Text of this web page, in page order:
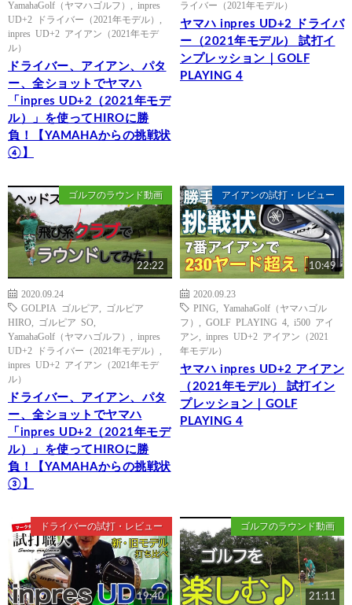
YamahaGolf（ヤマハゴルフ）
inpres
UD+2 ドライバー（2021年モデル）
inpres UD+2 アイアン（2021年モデ
ル）
ドライバー、アイアン、パタ
ー、全ショットでヤマハ
「inpres UD+2（2021年モデ
ル）」を使ってHIROに勝
負！【YAMAHAからの挑戦状
④】
ライバー（2021年モデル）
ヤマハ inpres UD+2 ドライバ
ー（2021年モデル） 試打イ
ンプレッション｜GOLF
PLAYING 4
ゴルフのラウンド動画
22:22
2020.09.24
GOLPIA ゴルピア
ゴルピア
HIRO
ゴルピア SO
YamahaGolf（ヤマハゴルフ）
inpres
UD+2 ドライバー（2021年モデル）
inpres UD+2 アイアン（2021年モデ
ル）
ドライバー、アイアン、パタ
ー、全ショットでヤマハ
「inpres UD+2（2021年モデ
ル）」を使ってHIROに勝
負！【YAMAHAからの挑戦状
③】
アイアンの試打・レビュー
10:49
2020.09.23
PING
YamahaGolf（ヤマハゴル
フ）
GOLF PLAYING 4
i500 アイ
アン
inpres UD+2 アイアン（2021
年モデル）
ヤマハ inpres UD+2 アイアン
（2021年モデル） 試打イン
プレッション｜GOLF
PLAYING 4
ドライバーの試打・レビュー
19:40
ゴルフのラウンド動画
21:11